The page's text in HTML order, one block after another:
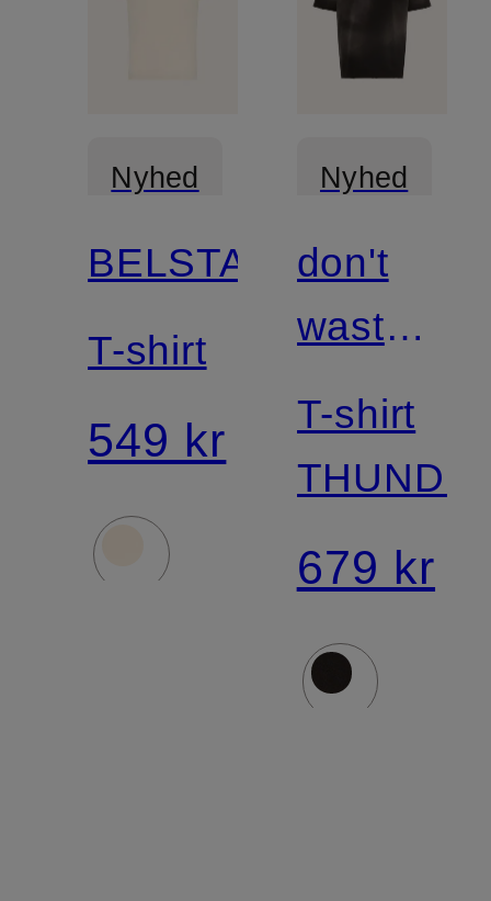
Nyhed
BELSTAFF
T-shirt
549 kr
Nyhed
don't
waste
culture
T-shirt
679 kr